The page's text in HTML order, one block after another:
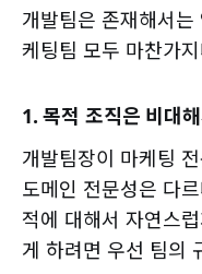
개발팀은 존재해서
케팅팀 모두 마찬가
1. 목적 조직은 비대
개발팀장이 마케팅
도메인 전문성은 다
적에 대해서 자연스
게 하려면 우선 팀의